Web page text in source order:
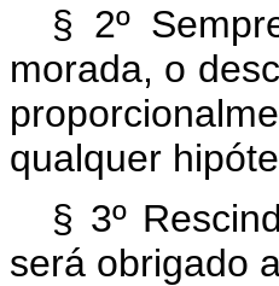
§ 2º
morada, o
qualquer
§ 3º
será obrigado